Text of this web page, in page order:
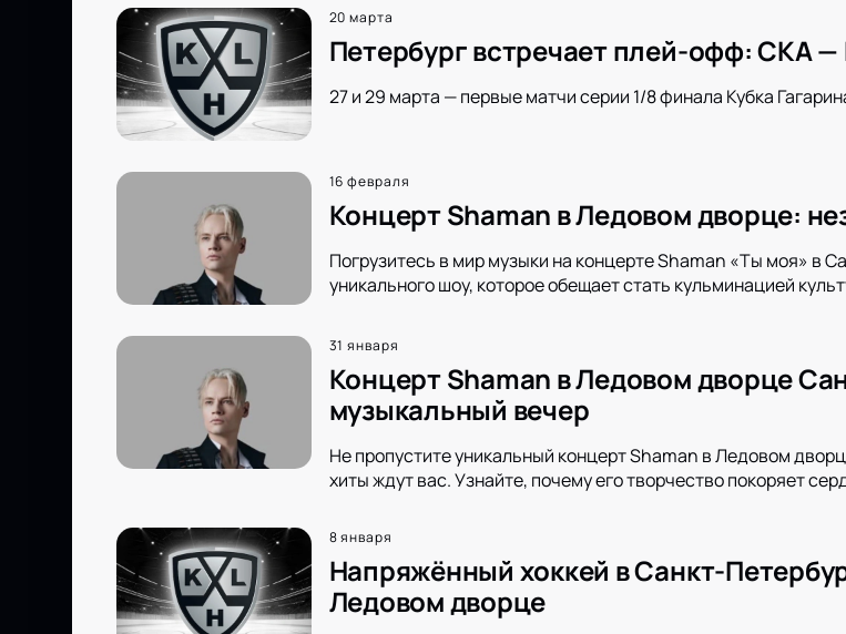
20 марта
Петербург встречает плей-офф: СКА
27 и 29 марта — первые матчи серии 1/8 финала Кубка
16 февраля
Концерт Shaman в Ледовом дворце:
Погрузитесь в мир музыки на концерте Shaman «Ты моя» в
уникального шоу, которое обещает стать кульминацией
31 января
Концерт Shaman в Ледовом дворце
музыкальный вечер
Не пропустите уникальный концерт Shaman в Ледовом
хиты ждут вас. Узнайте, почему его творчество покоряет
8 января
Напряжённый хоккей в Санкт-
Ледовом дворце